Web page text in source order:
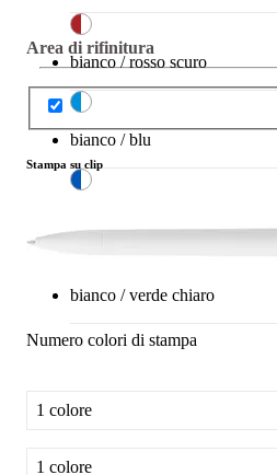
bianco / rosso scuro
bianco / blu
bianco / verde chiaro
Area di rifinitura
Stampa su clip
Numero colori di stampa
1 colore
1 colore